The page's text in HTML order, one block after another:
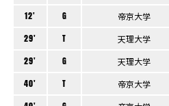
12' G 帝京大学
29' T 天理大学
29' G 天理大学
40' T 帝京大学